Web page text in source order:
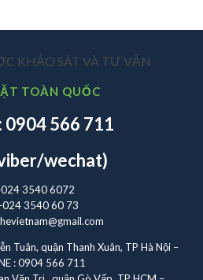
KHẢO SÁT VÀ TƯ VẤN
TOÀN QUỐC
0904 566 711
wechat)
3540 6072
3540 60 73
Tuân, quận Thanh Xuân, TP Hà Nội –
: 0904 566 711